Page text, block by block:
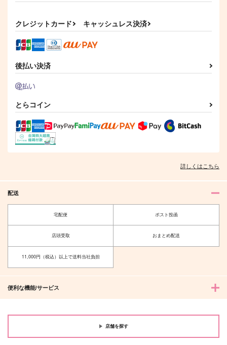
クレジットカード キャッシュレス決済
後払い決済
とらコイン
詳しくはこちら
配送
宅配便 ポスト投函
店頭受取 おまとめ配送
11,000円（税込）以上で送料当社負担
便利な機能/サービス
店舗を探す